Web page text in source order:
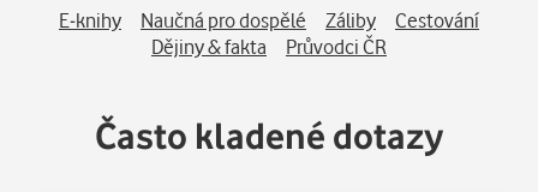
Víte například, že…?
sochy najdete ve více než šedesáti tisících kopiích po
celém světě – ve skutečnosti nežil životem světce a
E-knihy Naučná pro dospělé Záliby
Cestování
Dějiny & fakta
Průvodci ČR
Často kladené dotazy